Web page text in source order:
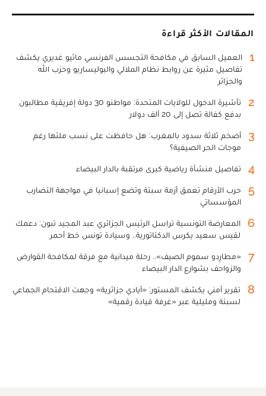
المقالات الأكثر قراءة
1
العميل السابق في مكافحة التجسس الفرنسي ماثيو غديري يكشف
تفاصيل مثيرة عن روابط نظام الملالي والبوليساريو وحزب الله
والجزائر
2
تأشيرة الدخول للولايات المتحدة: مواطنو 30 دولة إفريقية مطالبون
بدفع كفالة تصل إلى 20 ألف دولار
3
أضخم ثلاثة سدود بالمغرب: هل حافظت على نسب ملئها رغم
موجات الحر الصيفية؟
4 تفاصيل منشأة رياضية كبرى مرتقبة بالدار البيضاء
5
حرب الأرقام تعمق أزمة سبتة وتضع إسبانيا في مواجهة التضارب
المؤسساتي
6
المعارضة التونسية تراسل الرئيس الجزائري عبد المجيد تبون: دعمك
لقيس سعيد يكرس الدكتاتورية.. وسيادة تونس خط أحمر
7
«مطارِدو سموم الصيف».. رحلة ميدانية مع فرقة لمكافحة القوارض
والزواحف بشوارع الدار البيضاء
8
تقرير أمني يكشف المستور: «أيادي جزائرية» وجهت الاقتحام الجماعي
لسبتة ومليلية عبر «غرفة قيادة رقمية»